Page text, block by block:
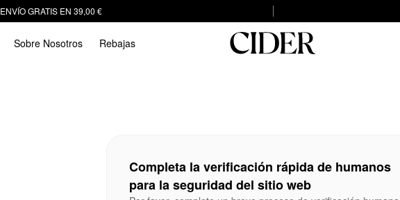
ENVÍO GRATIS EN 39,00 €
Sobre Nosotros Rebajas
Completa la verificación rápida de humanos
para la seguridad del sitio web